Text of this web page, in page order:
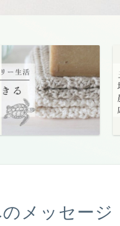
メッセージ